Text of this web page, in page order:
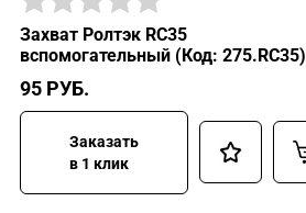
Захват Ролтэк RC35
вспомогательный (Код: 275.RC35)
95 РУБ.
Заказать
в 1 клик